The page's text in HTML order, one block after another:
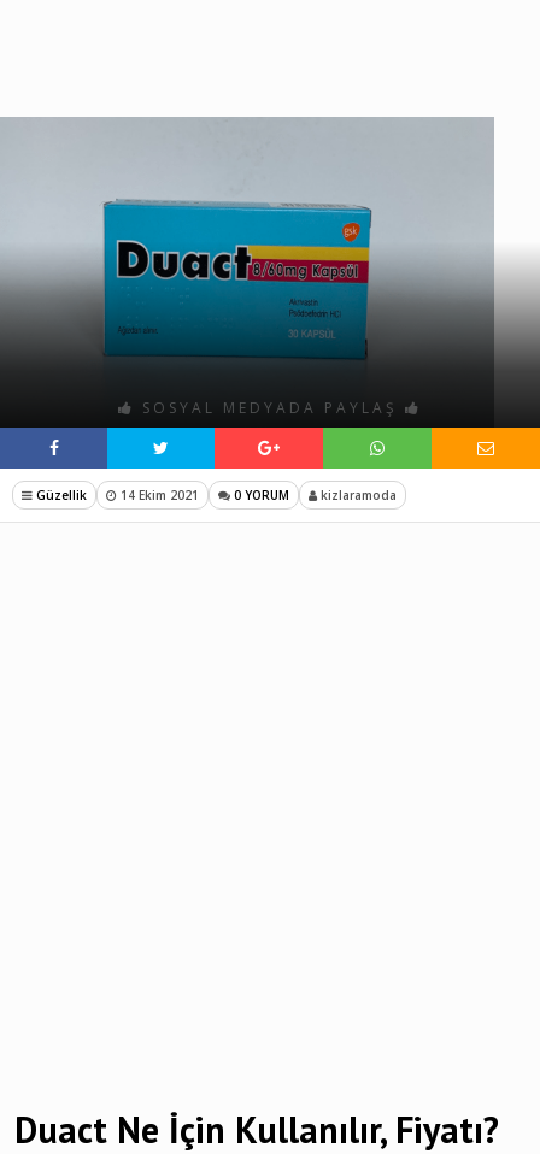
SOSYAL MEDYADA PAYLAŞ
Güzellik 14 Ekim 2021 0 YORUM kizlaramoda
Duact Ne İçin Kullanılır, Fiyatı?